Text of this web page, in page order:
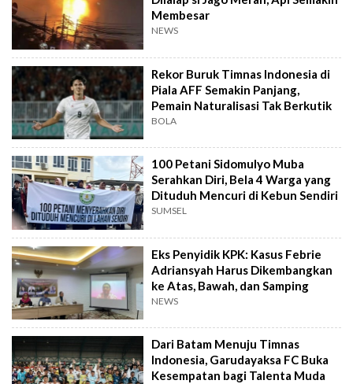
Membesar
NEWS
Rekor Buruk Timnas Indonesia di
Piala AFF Semakin Panjang,
Pemain Naturalisasi Tak Berkutik
BOLA
100 Petani Sidomulyo Muba
Serahkan Diri, Bela 4 Warga yang
Dituduh Mencuri di Kebun Sendiri
SUMSEL
Eks Penyidik KPK: Kasus Febrie
Adriansyah Harus Dikembangkan
ke Atas, Bawah, dan Samping
NEWS
Dari Batam Menuju Timnas
Indonesia, Garudayaksa FC Buka
Kesempatan bagi Talenta Muda